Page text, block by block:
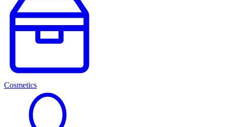
Cosmetics